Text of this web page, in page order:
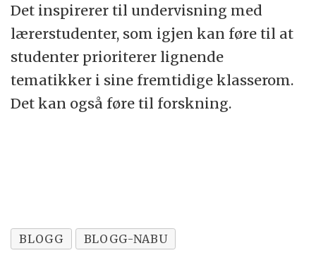
Det inspirerer til undervisning med
lærerstudenter, som igjen kan føre til at
studenter prioriterer lignende
tematikker i sine fremtidige klasserom.
Det kan også føre til forskning.
BLOGG BLOGG-NABU